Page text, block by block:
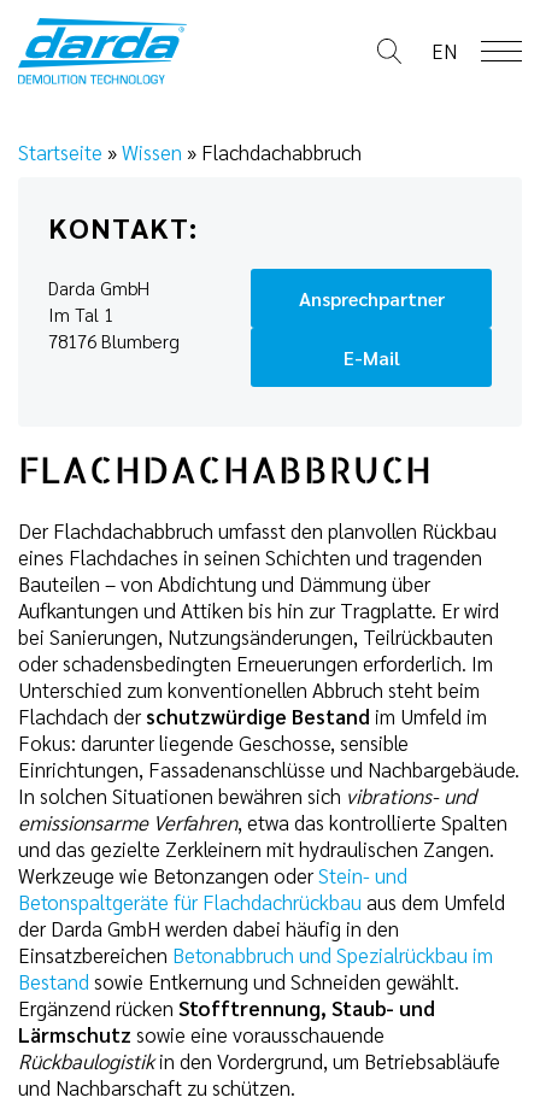
content
EN
Startseite »Wissen » Flachdachabbruch
KONTAKT:
Darda GmbH
Im Tal 1
78176 Blumberg
Ansprechpartner
E-Mail
FLACHDACHABBRUCH
Der Flachdachabbruch umfasst den planvollen Rückbau
eines Flachdaches in seinen Schichten und tragenden
Bauteilen – von Abdichtung und Dämmung über
Aufkantungen und Attiken bis hin zur Tragplatte. Er wird
bei Sanierungen, Nutzungsänderungen, Teilrückbauten
oder schadensbedingten Erneuerungen erforderlich. Im
Unterschied zum konventionellen Abbruch steht beim
Flachdach der schutzwürdige Bestand im Umfeld im
Fokus: darunter liegende Geschosse, sensible
Einrichtungen, Fassadenanschlüsse und Nachbargebäude.
In solchen Situationen bewähren sich vibrations- und
emissionsarme Verfahren, etwa das kontrollierte Spalten
und das gezielte Zerkleinern mit hydraulischen Zangen.
Werkzeuge wie Betonzangen oderStein- und
Betonspaltgeräte für Flachdachrückbau aus dem Umfeld
der Darda GmbH werden dabei häufig in den
Einsatzbereichen Betonabbruch und Spezialrückbau im
Bestand sowie Entkernung und Schneiden gewählt.
Ergänzend rücken Stofftrennung, Staub- und
Lärmschutz sowie eine vorausschauende
Rückbaulogistikin den Vordergrund, um Betriebsabläufe
und Nachbarschaft zu schützen.